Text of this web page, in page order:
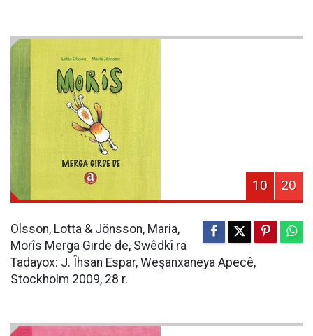
10 20
Olsson, Lotta & Jönsson, Maria,
Morîs Merga Girde de, Swêdkî ra
Tadayox: J. Îhsan Espar, Weşanxaneya Apecê,
Stockholm 2009, 28 r.